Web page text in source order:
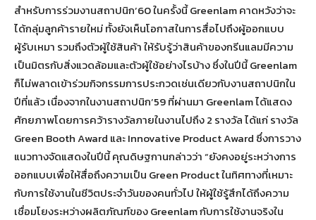
สำหรับการร่วมงานสถาปนิก’60 ในครั้งนี้ Greenlam คาดหวังว่าจะ
ได้กลุ่มลูกค้ารายใหม่ ทั้งยังเห็นโอกาสในการสื่อไปถึงผู้ออกแบบ
ผู้รับเหมา รวมถึงตัวผู้ใช้สินค้า ให้รับรู้ว่าสินค้าของกรีนแลมมีความ
เป็นมิตรกับสิ่งแวดล้อมและตัวผู้ใช้อย่างไรบ้าง ซึ่งในปีนี้ Greenlam
ก็ไม่พลาดเข้าร่วมกิจกรรมการประกวดเช่นเดียวกับงานสถาปนิกใน
ปีที่แล้ว เนื่องจากในงานสถาปนิก’59 ที่ผ่านมา Greenlam ได้แสดง
ศักยภาพโดยการคว้ารางวัลภายในงานไปถึง 2 รางวัล ได้แก่ รางวัล
Green Booth Award และ Innovative Product Award ซึ่งการวาง
แนวทางจัดแสดงในปีนี้ คุณดิษฐกานกล่าวว่า “ยังคงอยู่ระหว่างการ
ออกแบบเพื่อให้สื่อถึงความเป็น Green Product ในทิศทางที่เหมาะ
กับการใช้งานในชีวิตประจำวันของคนทั่วไป ให้ผู้ใช้รู้สึกได้ถึงความ
เชื่อมโยงระหว่างผลิตภัณฑ์ของ Greenlam กับการใช้งานจริงใน